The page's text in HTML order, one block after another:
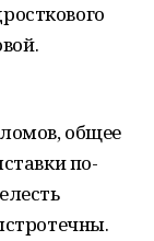
общее
по-